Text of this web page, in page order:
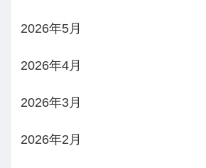
2026年5月
2026年4月
2026年3月
2026年2月